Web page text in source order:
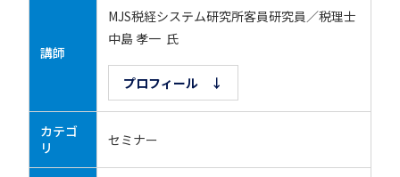
講師
MJS税経システム研究所客員研究員／税理士
中島 孝一 氏
プロフィール ↓
カテゴ
リ
セミナー